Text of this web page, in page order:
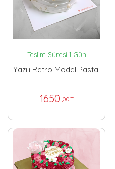
Teslim Süresi 1 Gün
Yazılı Retro Model Pasta.
1650 ,00 TL